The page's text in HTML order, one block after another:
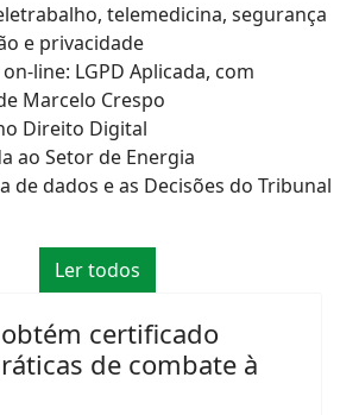
telemedicina, segurança
e privacidade
line: LGPD Aplicada, com
Marcelo Crespo
Direito Digital
ao Setor de Energia
de dados e as Decisões do Tribunal
Ler todos
certificado
de combate à